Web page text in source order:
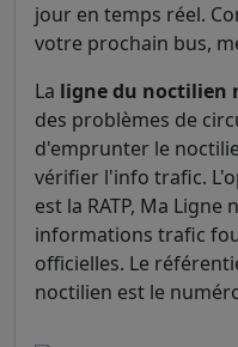
jour en temps réel.
votre prochain bus,
La ligne du noctilien
des problèmes de
d'emprunter le
vérifier l'info trafic.
est la RATP, Ma
informations trafic
officielles. Le
noctilien est le